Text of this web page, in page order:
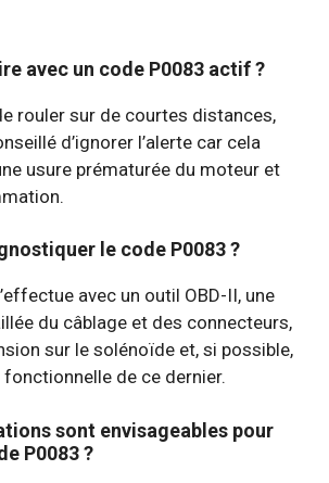
avec un code P0083 actif ?
rouler sur de courtes distances,
d’ignorer l’alerte car cela
usure prématurée du moteur et
le code P0083 ?
avec un outil OBD-II, une
du câblage et des connecteurs,
sur le solénoïde et, si possible,
de ce dernier.
sont envisageables pour
P0083 ?